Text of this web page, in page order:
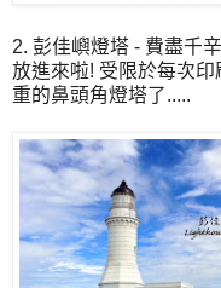
2. 彭佳嶼燈塔 - 費盡千
放進來啦! 受限於每次
重的鼻頭角燈塔了.....